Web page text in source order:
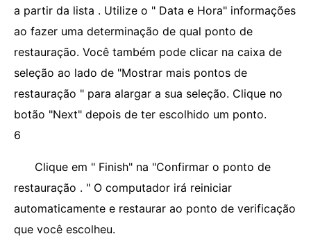
a partir da lista . Utilize o " Data e Hora" informações
ao fazer uma determinação de qual ponto de
restauração. Você também pode clicar na caixa de
seleção ao lado de "Mostrar mais pontos de
restauração " para alargar a sua seleção. Clique no
botão "Next" depois de ter escolhido um ponto.
6
Clique em " Finish" na "Confirmar o ponto de
restauração . " O computador irá reiniciar
automaticamente e restaurar ao ponto de verificação
que você escolheu.